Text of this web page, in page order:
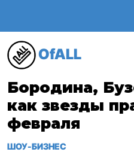
OfALL
Бородина,
как звезды
февраля
ШОУ-БИЗНЕС